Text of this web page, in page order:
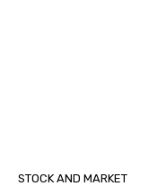
STOCK AND MARKET